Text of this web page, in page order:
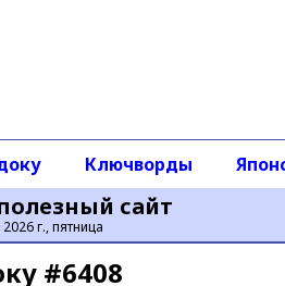
сайт
г., пятница
Ключворды
#6408